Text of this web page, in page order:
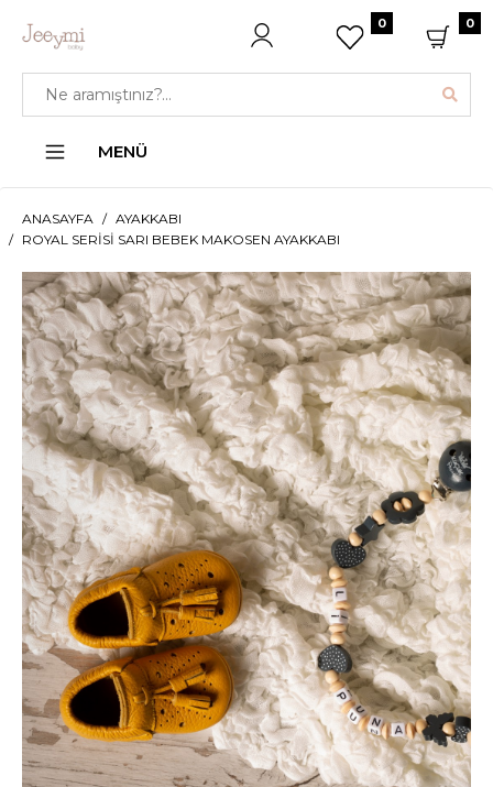
0 0
MENÜ
ANASAYFA
AYAKKABI
ROYAL SERISI SARI BEBEK MAKOSEN AYAKKABI